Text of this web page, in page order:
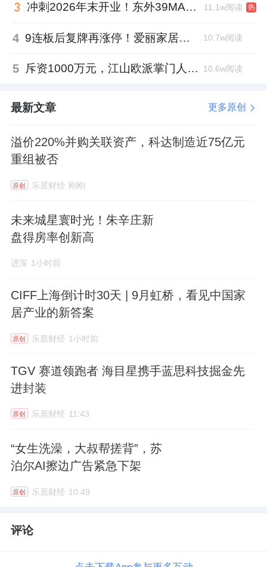
冲刺2026年末开业！东外39MALL全球招商启幕，重构东直门商圈格局 11.1w阅读 热
4 9连板后复牌再涨停！爱丽家居市盈率318倍，跨界收购案尚未落地 10.7w阅读
5 斥资1000万元，江山欧派掌门人吴水根加码创投基金 10.6w阅读
最新文章 更多原创
溢价220%并购关联资产，科达制造近75亿元
重组被否
原创 乐居财经 刚刚
未来城星寰时光！朱辛庄新
盘得房率创新高
进深 1小时前
CIFF上海倒计时30天 | 9月虹桥，看见中国家
居产业的新答案
原创 乐居财经 1小时前
TGV 赛道领跑者 海目星携手蓝思科技掘金先
进封装
原创 乐居财经 11:43
“女生洗澡，大叔帮搓背”，苏
泊尔AI擦边广告紧急下架
原创 乐居财经 10:49
评论